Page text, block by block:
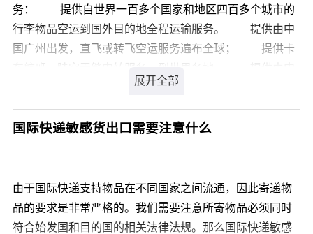
您可以登录我们官方网站 详细咨询，我司会有专业客服为
您解答，解决您国际快递空运寄面包机到新西兰的疑虑。
务： 提供自世界一百多个国家和地区四百多个城市的
行李物品空运到国外目的地全程运输服务。 提供由中
国广州出发，直飞或转飞空运服务遍布全球； 提供卡
国各城市机场到达世界各地的货物的清关派送服务。
海运服务： 我司与多家着名船公司建立了长期良好的
合作关系，为客户提供海运进出口（整柜、拼箱）全程运
提供全球一百多个国家门到门服务，报关，地面运输
和租船服务。 快递服务： 提供四大快递的等文
件、普货的国际快递代理服务； 提供国际快递，国际
国际快递敏感货出口需要注意什么
由于国际快递支持物品在不同国家之间流通，因此寄递物
品的要求是非常严格的。我们需要注意所寄物品必须同时
符合始发国和目的国的相关法律法规。那么国际快递敏感